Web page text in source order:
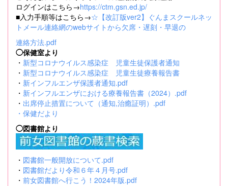
ログインはこちら→https://ctm.gsn.ed.jp/
■入力手順等はこちら→☆【改訂版ver2】ぐんまスクールネッ
トメール連絡網のwebサイトから欠席・遅刻・早退の
連絡方法.pdf
◯保健室より
・ 新型コロナウイルス感染症 児童生徒保護者通知
・ 新型コロナウイルス感染症 児童生徒療養報告書
・ 新インフルエンザ保護者通知.pdf
・ 新インフルエンザにおける療養報告書（2024）.pdf
・ 出席停止措置について（通知,治癒証明）.pdf
・ 保健だより
◯図書館より
・ 図書館一般開放について.pdf
・ 図書館だより令和６年４月号.pdf
・ 前女図書館へ行こう！2024年版.pdf